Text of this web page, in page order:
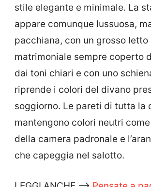
stile elegante e minimale. La
appare comunque lussuosa,
pacchiana, con un grosso letto
matrimoniale sempre coperto
dai toni chiari e con uno
riprende i colori del divano
soggiorno. Le pareti di tutta la
mantengono colori neutri
della camera padronale e
che capeggia nel salotto.